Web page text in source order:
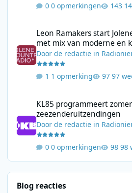
0 opmerkingen
Leon Ramakers start
met mix van moderne en
Doorde redactie in
1 opmerking 97
KL85 programmeert
zeezenderuitzendingen
Doorde redactie in
0 opmerkingen 98
Blog reacties